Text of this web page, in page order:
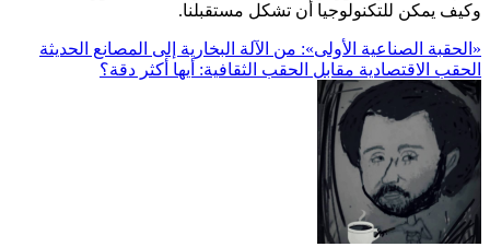
وكيف يمكن للتكنولوجيا أن تشكل مستقبلنا.
تصفّح
المقالات
«الحقبة الصناعية الأولى»: من الآلة البخارية إلى المصانع الحديثة
الحقب الاقتصادية مقابل الحقب الثقافية: أيها أكثر دقة؟